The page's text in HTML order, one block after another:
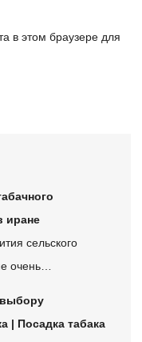
в этом браузере для
иране
сельского
очень…
| Посадка табака